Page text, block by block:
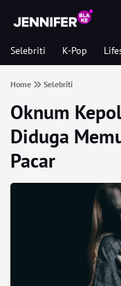
Selebriti K-Pop
Home Selebriti
Oknum
Diduga
Pacar